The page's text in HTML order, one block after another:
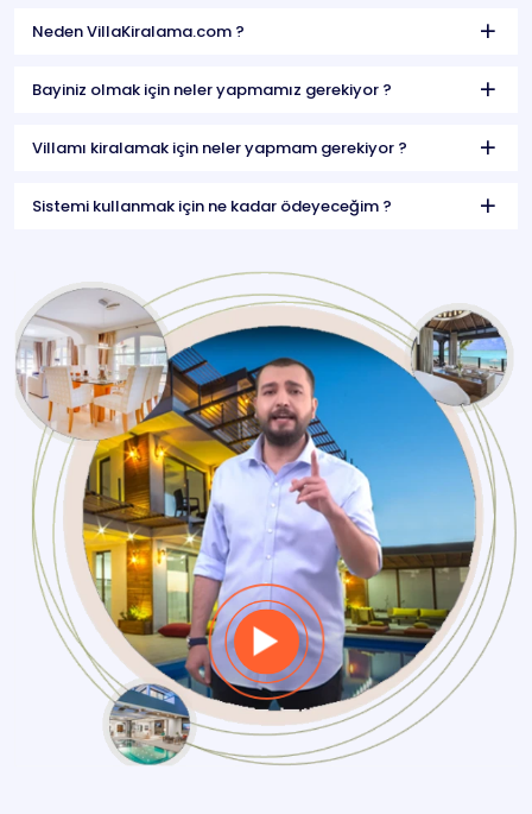
Neden VillaKiralama.com ?
Bayiniz olmak için neler yapmamız gerekiyor ?
Villamı kiralamak için neler yapmam gerekiyor ?
Sistemi kullanmak için ne kadar ödeyeceğim ?